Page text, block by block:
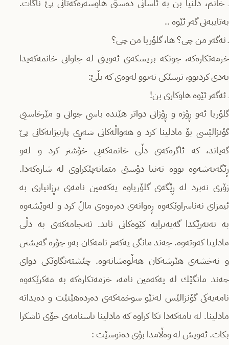
ـ خانم، دڵنیا بن بە ئاسانی دەستی هاوسەرەكەتانی پێ ناگات.
بەتایبەتی گەر ئێوە ..
ـ ئەگەر من چی؟ ها، گلۆریا من چی؟
خزمەتكارەكە، چونكە بزیسكەی ئەوینی لە چاوانی خانمەكەیدا
بەدی كردبوو، ترسێكی نەبوو لەوەی كە بڵێ:
ـ ئەگەر ئێوە هاوكاری بن!
گلۆریا ئەو ڕۆژە و ڕۆژانی دواتر هێندە باسی جوانی و مێرخاسیی
گۆنزالێسی بۆ مادلینا كرد و هەواڵەكانی شەڕی پارتیزانەكانی پێ
گەیاند، كە ئاگرەكەی دڵی خانمەكەیی خۆشتر كرد و لەو
ڕێگەیەشەوە بووە تەنیا دۆستی متمانەپێكراوی لە شارەكەدا.
زۆری نەبرد لە ڕێگەی گلۆریاوە یەكەمین نامەی پڕزانیاری بە
ئیمزای نەناسراوێكەوە ڕەوانەی دەرەوەی ماڵ كرد و لەوێشەوە
بە تەتەرێكدا گەیەنرایە كێوەكانی ئاند. ئەنجامەكەی بە دڵی
مادلینا كەوتەوە. چەند مانگی یەكەم نامەكان بەو جۆرە گەیشتن
و نەخشەی هێرشەكان هەڵوەشانەوە. چێشتەنگاوێكی دوای
چەند مانگێك لە یەكەمین نامە، خزمەتكارەكە بە مەكرێكەوە
نامەیەكی گۆنزالێس لەنێو سوخمەكەی دەردەهێنێت و دەیداتە
مادلینا. لە نامەكەدا تكا كراوە كە مادلینا ناسنامەی خۆی ئاشكرا
بكات. ئەویش لە وەڵامدا بۆی دەنوسێت :